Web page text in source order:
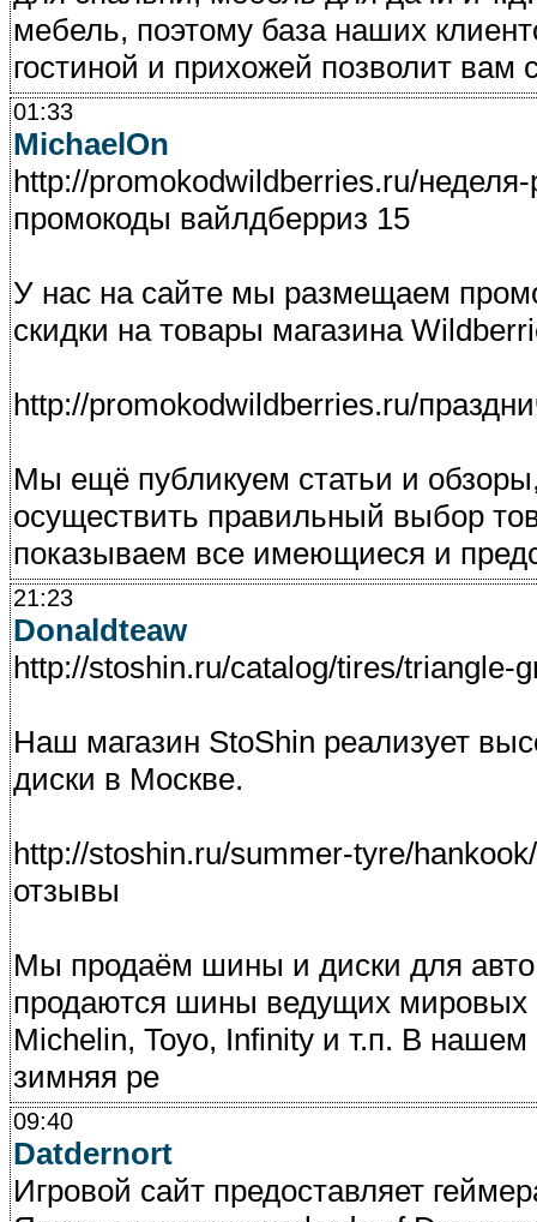
мебель, поэтому база наших
гостиной и прихожей позволит вам
01:33
MichaelOn
http://promokodwildberries.ru/
промокоды вайлдберриз 15
У нас на сайте мы размещаем
скидки на товары магазина
http://promokodwildberries.ru/
Мы ещё публикуем статьи и
осуществить правильный выбор
показываем все имеющиеся и
21:23
Donaldteaw
http://stoshin.ru/catalog/tires/triangle-
Наш магазин StoShin реализует
диски в Москве.
http://stoshin.ru/summer-tyre/
отзывы
Мы продаём шины и диски для
продаются шины ведущих мировых
Michelin, Toyo, Infinity и т.п. В нашем
зимняя ре
09:40
Datdernort
Игровой сайт предоставляет